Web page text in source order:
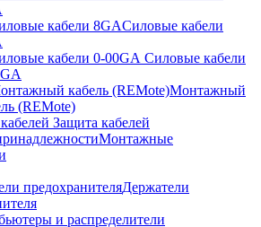
Силовые кабели
Силовые кабели
Монтажный
(REMote)
Защита кабелей
Монтажные
Держатели